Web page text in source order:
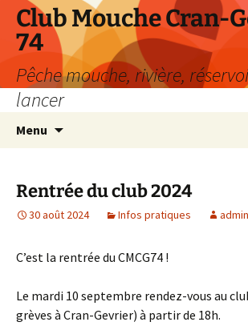
Aller
contenu
Club Mouche Cran-
74
Pêche mouche, rivière,
lancer
Menu
Rentrée du club 2024
30 août 2024 Infos pratiques admin
C’est la rentrée du CMCG74 !
Le mardi 10 septembre rendez-vous au
grèves à Cran-Gevrier) à partir de 18h.